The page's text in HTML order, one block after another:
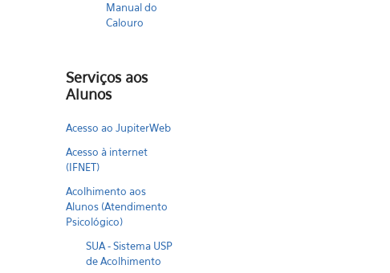
Manual do
Calouro
Serviços aos
Alunos
Acesso ao JupiterWeb
Acesso à internet
(IFNET)
Acolhimento aos
Alunos (Atendimento
Psicológico)
SUA - Sistema USP
de Acolhimento